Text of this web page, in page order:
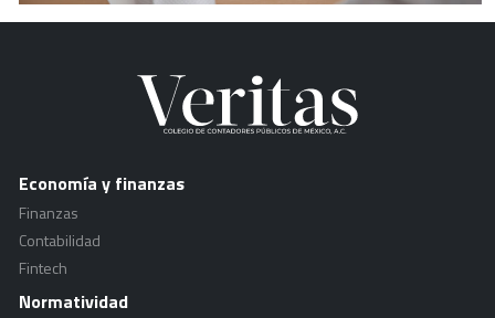
Economía y finanzas
Finanzas
Contabilidad
Fintech
Normatividad